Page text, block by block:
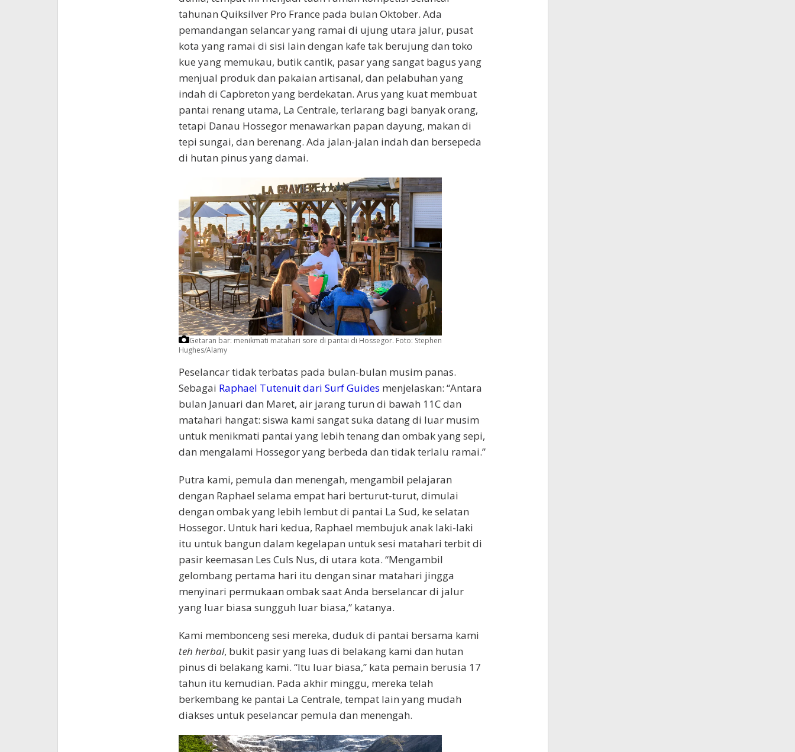
tahunan Quiksilver Pro France pada bulan Oktober. Ada
pemandangan selancar yang ramai di ujung utara jalur, pusat
kota yang ramai di sisi lain dengan kafe tak berujung dan toko
kue yang memukau, butik cantik, pasar yang sangat bagus yang
menjual produk dan pakaian artisanal, dan pelabuhan yang
indah di Capbreton yang berdekatan. Arus yang kuat membuat
pantai renang utama, La Centrale, terlarang bagi banyak orang,
tetapi Danau Hossegor menawarkan papan dayung, makan di
tepi sungai, dan berenang. Ada jalan-jalan indah dan bersepeda
di hutan pinus yang damai.
Getaran bar: menikmati matahari sore di pantai di Hossegor. Foto: Stephen
Hughes/Alamy
Peselancar tidak terbatas pada bulan-bulan musim panas.
Sebagai Raphael Tutenuit dari Surf Guides menjelaskan: “Antara
bulan Januari dan Maret, air jarang turun di bawah 11C dan
matahari hangat: siswa kami sangat suka datang di luar musim
untuk menikmati pantai yang lebih tenang dan ombak yang sepi,
dan mengalami Hossegor yang berbeda dan tidak terlalu ramai.”
Putra kami, pemula dan menengah, mengambil pelajaran
dengan Raphael selama empat hari berturut-turut, dimulai
dengan ombak yang lebih lembut di pantai La Sud, ke selatan
Hossegor. Untuk hari kedua, Raphael membujuk anak laki-laki
itu untuk bangun dalam kegelapan untuk sesi matahari terbit di
pasir keemasan Les Culs Nus, di utara kota. “Mengambil
gelombang pertama hari itu dengan sinar matahari jingga
menyinari permukaan ombak saat Anda berselancar di jalur
yang luar biasa sungguh luar biasa,” katanya.
Kami membonceng sesi mereka, duduk di pantai bersama kami
teh herbal, bukit pasir yang luas di belakang kami dan hutan
pinus di belakang kami. “Itu luar biasa,” kata pemain berusia 17
tahun itu kemudian. Pada akhir minggu, mereka telah
berkembang ke pantai La Centrale, tempat lain yang mudah
diakses untuk peselancar pemula dan menengah.